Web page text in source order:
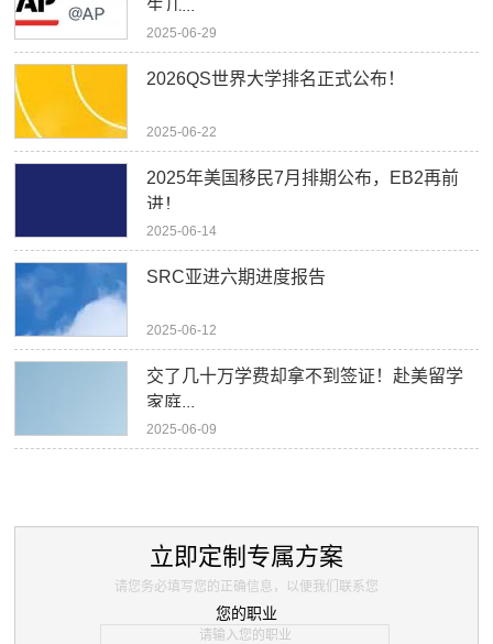
生儿...
2025-06-29
2026QS世界大学排名正式公布！
2025-06-22
2025年美国移民7月排期公布，EB2再前
进！
2025-06-14
SRC亚进六期进度报告
2025-06-12
交了几十万学费却拿不到签证！赴美留学
家庭...
2025-06-09
立即定制专属方案
请您务必填写您的正确信息，以便我们联系您
您的职业